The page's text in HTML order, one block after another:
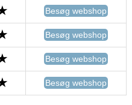
Besøg webshop
Besøg webshop
Besøg webshop
Besøg webshop